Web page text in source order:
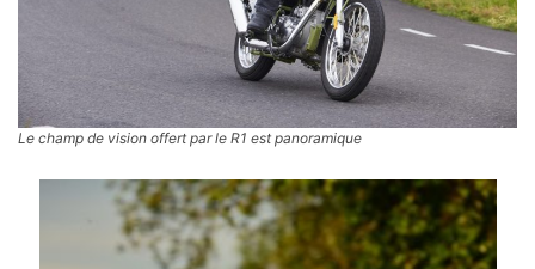
Le champ de vision offert par le R1 est panoramique